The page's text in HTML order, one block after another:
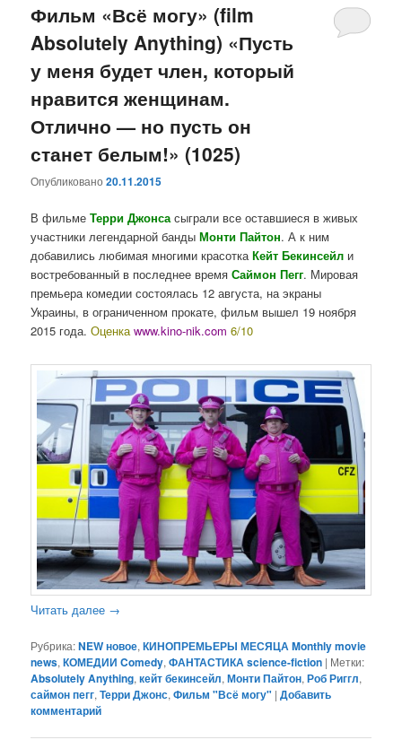
Фильм «Всё могу» (film
Absolutely Anything) «Пусть
у меня будет член, который
нравится женщинам.
Отлично — но пусть он
станет белым!» (1025)
Опубликовано20.11.2015
В фильмеТерри Джонсасыграли все оставшиеся в живых
участники легендарной бандыМонти Пайтон. А к ним
добавились любимая многими красоткаКейт Бекинсейл и
востребованный в последнее время Саймон Пегг. Мировая
премьера комедии состоялась 12 августа, на экраны
Украины, в ограниченном прокате, фильм вышел 19 ноября
2015 года.Оценкаwww.kino-nik.com6/10
Читать далее →
Рубрика:NEW новое,КИНОПРЕМЬЕРЫ МЕСЯЦА Monthly movie
news,КОМЕДИИ Comedy,ФАНТАСТИКА science-fiction | Метки:
Absolutely Anything,кейт бекинсейл,Монти Пайтон,Роб Риггл,
саймон пегг,Терри Джонс,Фильм "Всё могу" |Добавить
комментарий